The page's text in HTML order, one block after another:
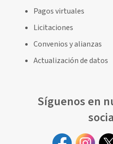
Pagos virtuales
Licitaciones
Convenios y alianzas
Actualización de datos
Síguenos en